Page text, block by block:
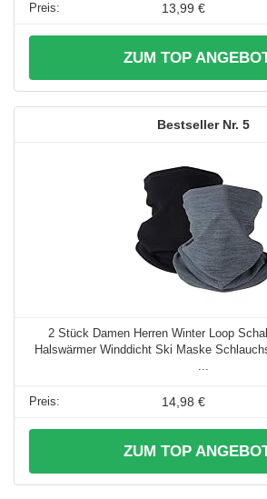
13,99 €
ZUM TOP
5
2 Stück Damen Herren Winter Loop
Halswärmer Winddicht Ski Maske
...
14,98 €
ZUM TOP